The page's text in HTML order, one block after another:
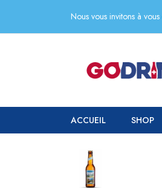
Nous vous invitons à
ACCUEIL SHOP